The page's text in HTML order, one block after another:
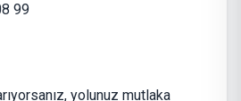
99
yolunuz mutlaka